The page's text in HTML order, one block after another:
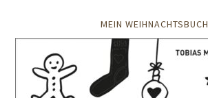
MEIN WEIHNACHTSBUCH